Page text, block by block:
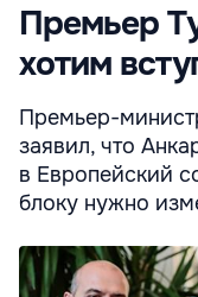
Премьер
хотим
Премьер-
заявил, что
в Европейский
блоку нужно